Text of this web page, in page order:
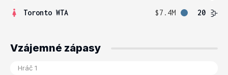
Toronto WTA
$7.4M 20
Vzájemné zápasy